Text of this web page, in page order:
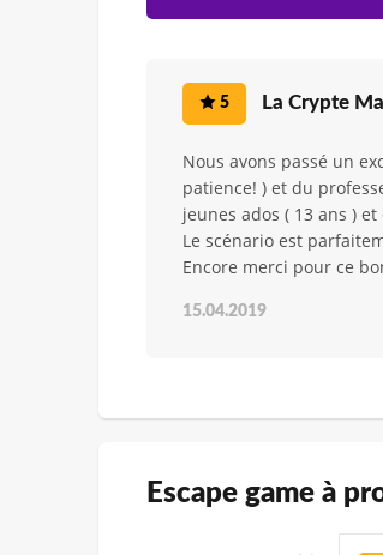
5 La Crypte
Nous avons passé un
patience! ) et du
jeunes ados ( 13 ans )
Le scénario est
Encore merci pour ce
15.04.2019
Escape game à